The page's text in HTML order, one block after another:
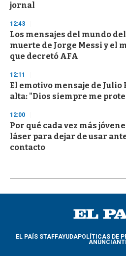
jornal
12:43
Los mensajes del mundo
muerte de Jorge Messi y el
que decretó AFA
12:11
El emotivo mensaje de Julio
alta: "Dios siempre me
12:00
Por qué cada vez más
láser para dejar de usar
contacto
EL PAÍS STAFFAYUDAPOLÍTICAS DE